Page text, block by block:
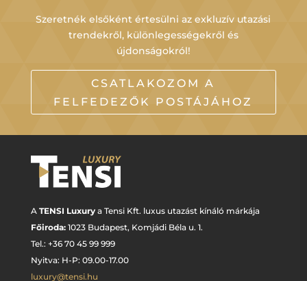
Szeretnék elsőként értesülni az exkluzív utazási
trendekről, különlegességekről és
újdonságokról!
CSATLAKOZOM A
FELFEDEZŐK POSTÁJÁHOZ
A TENSI Luxurya Tensi Kft. luxus utazást kínáló márkája
Főiroda: 1023 Budapest, Komjádi Béla u. 1.
Tel.: +36 70 45 99 999
Nyitva: H-P: 09.00-17.00
luxury@tensi.hu